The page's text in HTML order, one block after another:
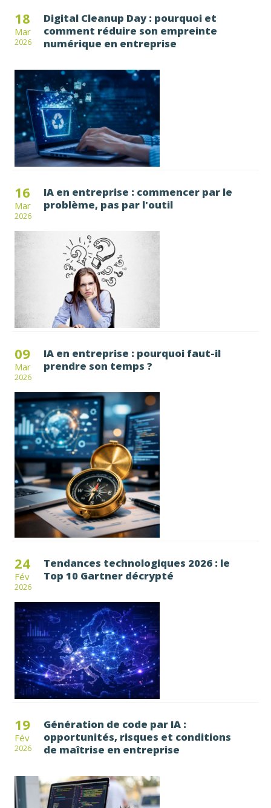
18
Mar
2026
Digital Cleanup Day : pourquoi et
comment réduire son empreinte
numérique en entreprise
16
Mar
2026
IA en entreprise : commencer par le
problème, pas par l'outil
09
Mar
2026
IA en entreprise : pourquoi faut-il
prendre son temps ?
24
Fév
2026
Tendances technologiques 2026 : le
Top 10 Gartner décrypté
19
Fév
2026
Génération de code par IA :
opportunités, risques et conditions
de maîtrise en entreprise